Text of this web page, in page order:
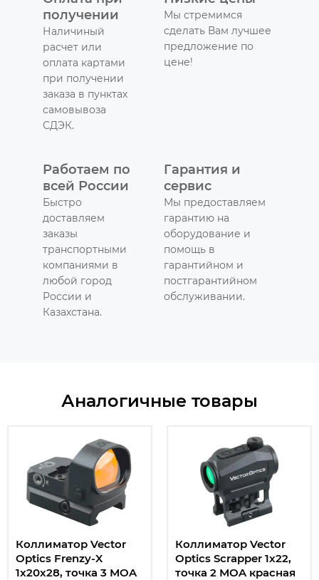
получении
Наличиный
расчет или
оплата картами
при получении
заказа в пунктах
самовывоза
СДЭК.
Мы стремимся
сделать Вам лучшее
предложение по
цене!
Работаем по
всей России
Быстро
доставляем
заказы
транспортными
компаниями в
любой город
России и
Казахстана.
Гарантия и
сервис
Мы предоставляем
гарантию на
оборудование и
помощь в
гарантийном и
постгарантийном
обслуживании.
Аналогичные товары
Коллиматор Vector
Optics Frenzy-X
1x20x28, точка 3 МOA
Коллиматор Vector
Optics Scrapper 1x22,
точка 2 МOA красная